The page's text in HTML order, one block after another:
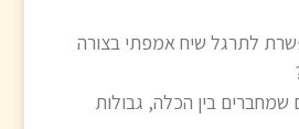
לתרגל שיח אמפתי בצורה
שמחברים בין הכלה, גבולות